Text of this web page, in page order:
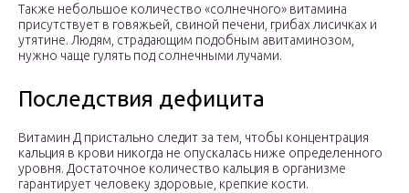
Также небольшое количество «солнечного» витамина
присутствует в говяжьей, свиной печени, грибах лисичках и
утятине. Людям, страдающим подобным авитаминозом,
нужно чаще гулять под солнечными лучами.
Последствия дефицита
Витамин Д пристально следит за тем, чтобы концентрация
кальция в крови никогда не опускалась ниже определенного
уровня. Достаточное количество кальция в организме
гарантирует человеку здоровые, крепкие кости.